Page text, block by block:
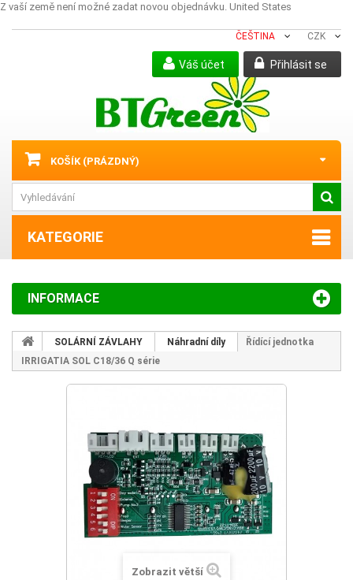
Z vaší země není možné zadat novou objednávku. United States
Váš účet Přihlásit se
CZK
ČEŠTINA
KOŠÍK (PRÁZDNÝ)
KATEGORIE
INFORMACE
SOLÁRNÍ ZÁVLAHY Náhradní díly
Řídící jednotka
IRRIGATIA SOL C18/36 Q série
Zobrazit větší